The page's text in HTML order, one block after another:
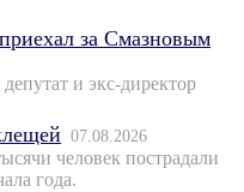
за Смазновым
и экс-директор
07.08.2026
человек пострадали
года.